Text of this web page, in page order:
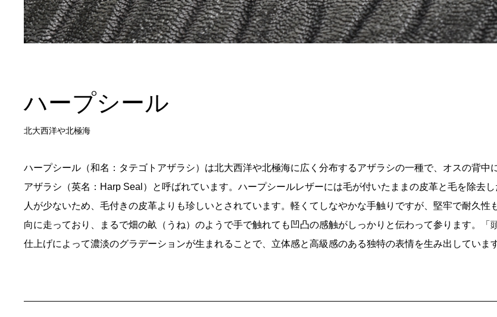
ハープシール
北大西洋や北極海
ハープシール（和名：タテゴトアザラシ）は北大西洋や北極海に広く分布するアザラシの一種で、オスの背中
アザラシ（英名： Harp Seal ）と呼ばれています。ハープシールレザーには毛が付いたままの皮革と毛を除去
人が少ないため、毛付きの皮革よりも珍しいとされています。軽くてしなやかな手触りですが、堅牢で耐久
向に走っており、まるで畑の畝（うね）のようで手で触れても凹凸の感触がしっかりと伝わって参ります。
仕上げによって濃淡のグラデーションが生まれることで、立体感と高級感のある独特の表情を生み出しています